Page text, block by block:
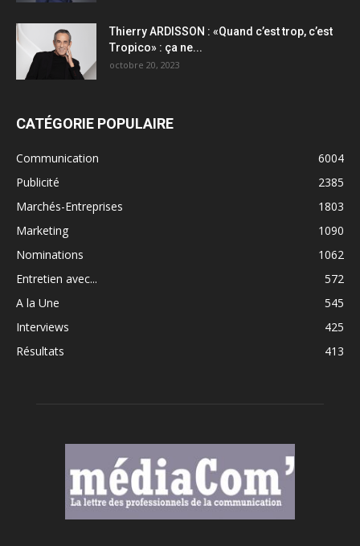
Thierry ARDISSON : «Quand c’est trop, c’est
Tropico» : ça ne...
octobre 20, 2023
CATÉGORIE POPULAIRE
Communication
6004
Publicité
2385
Marchés-Entreprises
1803
Marketing
1090
Nominations
1062
Entretien avec...
572
A la Une
545
Interviews
425
Résultats
413